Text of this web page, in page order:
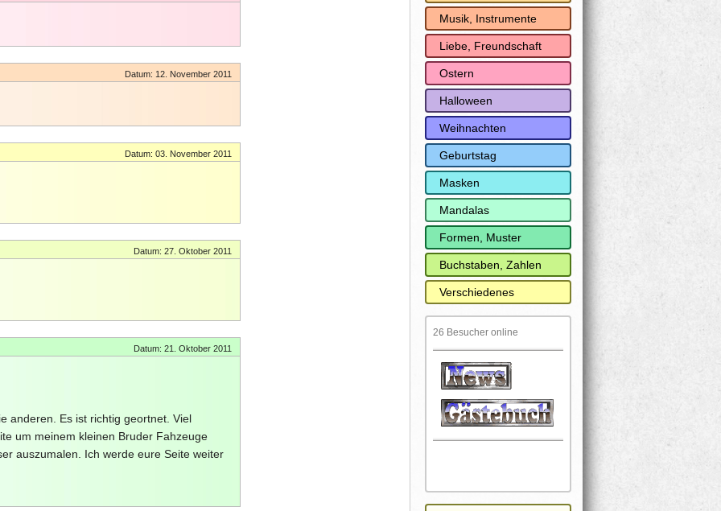
Datum: 12. November 2011
Datum: 03. November 2011
Datum: 27. Oktober 2011
Datum: 21. Oktober 2011
anderen. Es ist richtig geortnet. Viel
um meinem kleinen Bruder Fahzeuge
auszumalen. Ich werde eure Seite weiter
Musik, Instrumente
Liebe, Freundschaft
Ostern
Halloween
Weihnachten
Geburtstag
Masken
Mandalas
Formen, Muster
Buchstaben, Zahlen
Verschiedenes
26 Besucher online